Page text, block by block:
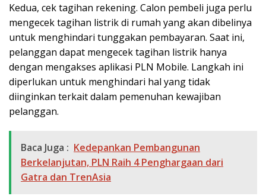
Kedua, cek tagihan rekening. Calon pembeli juga perlu
mengecek tagihan listrik di rumah yang akan dibelinya
untuk menghindari tunggakan pembayaran. Saat ini,
pelanggan dapat mengecek tagihan listrik hanya
dengan mengakses aplikasi PLN Mobile. Langkah ini
diperlukan untuk menghindari hal yang tidak
diinginkan terkait dalam pemenuhan kewajiban
pelanggan.
Baca Juga : Kedepankan Pembangunan
Berkelanjutan, PLN Raih 4 Penghargaan dari
Gatra dan TrenAsia